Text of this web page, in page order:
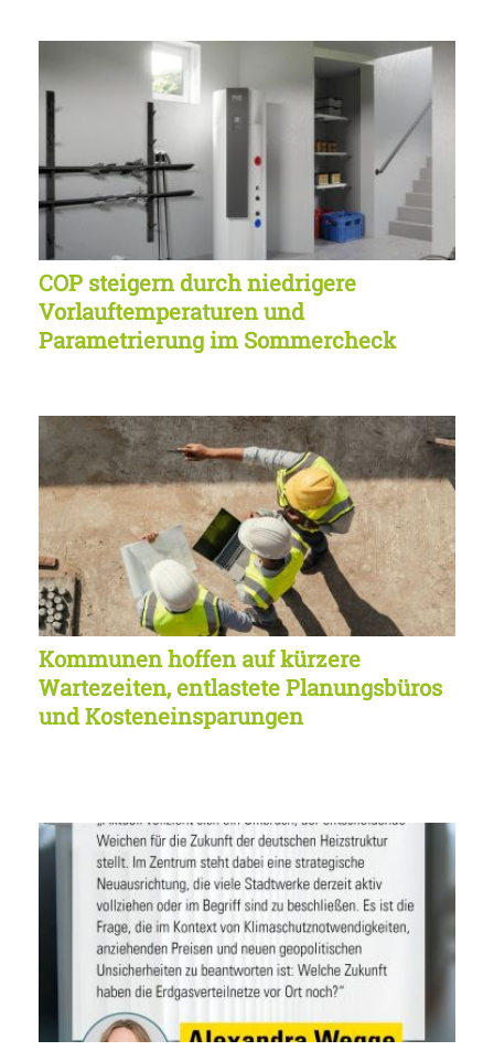
COP steigern durch niedrigere
Vorlauftemperaturen und
Parametrierung im Sommercheck
Kommunen hoffen auf kürzere
Wartezeiten, entlastete Planungsbüros
und Kosteneinsparungen